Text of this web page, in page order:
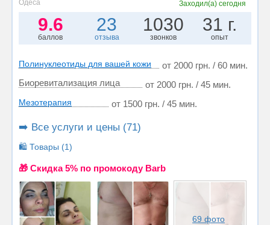
Одеса Заходил(а)сегодня
9.6
баллов
23
отзыва
1030
звонков
31 г.
опыт
Полинуклеотиды для вашей кожи
от 2000 грн. / 60 мин.
Биоревитализация лица
от 2000 грн. / 45 мин.
Мезотерапия от 1500 грн. / 45 мин.
➡️ Все услуги и цены (71)
🛍️ Товары (1)
🎁 Cкидка 5% по промокоду Barb
69 фото